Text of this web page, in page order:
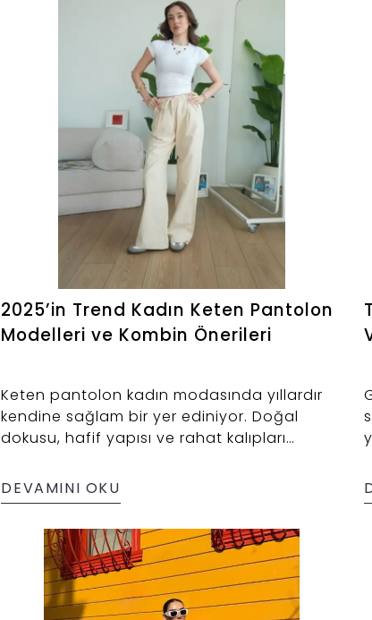
2025’in Trend Kadın Keten Pantolon
Modelleri ve Kombin Önerileri
Keten pantolon kadın modasında yıllardır
kendine sağlam bir yer ediniyor. Doğal
dokusu, hafif yapısı ve rahat kalıpları
Eğer hem şık hem de konforlu bir görünüm
arıyorsan, keten pantolonlar senin için
biçilmiş kaftan.
DEVAMINI OKU